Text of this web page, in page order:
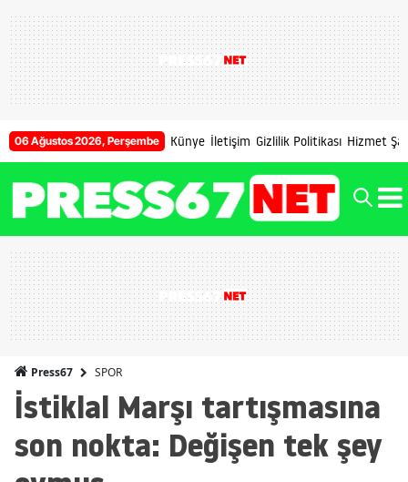
06 Ağustos 2026, Perşembe Künye İletişim Gizlilik Politikası Hizmet
Press67 SPOR
İstiklal Marşı tartışmasına
son nokta: Değişen tek şey